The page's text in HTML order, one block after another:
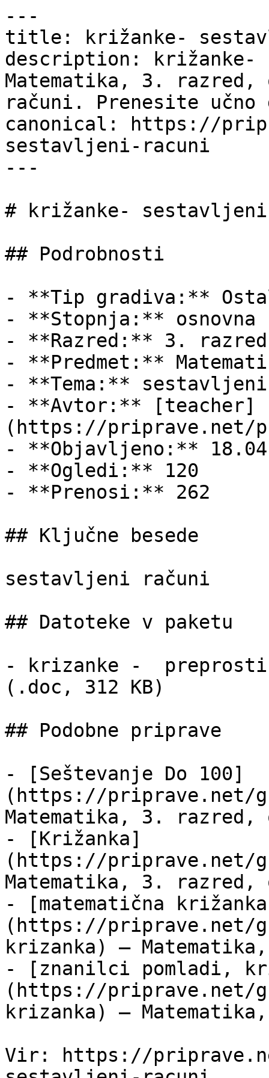
---
title: križanke-
description:
Matematika, 3.
računi. Prenesite
canonical: https://
sestavljeni-racuni
---
# križanke-
## Podrobnosti
- **Tip gradiva:**
- **Stopnja:** osnovna
- **Razred:** 3. razred
- **Predmet:**
- **Tema:**
- **Avtor:** [teacher]
(https://priprave.net/
- **Objavljeno:**
- **Ogledi:** 120
- **Prenosi:** 262
## Ključne besede
sestavljeni računi
## Datoteke v paketu
- krizanke -
(.doc, 312 KB)
## Podobne priprave
- [Seštevanje Do 100]
(https://priprave.net/
Matematika, 3. razred,
- [Križanka]
(https://priprave.net/
Matematika, 3. razred,
- [matematična
(https://priprave.net/
krizanka) —
- [znanilci pomladi,
(https://priprave.net/
krizanka) —
Vir: https://